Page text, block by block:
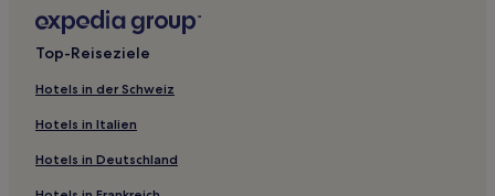
Top-Reiseziele
Hotels in der Schweiz
Hotels in Italien
Hotels in Deutschland